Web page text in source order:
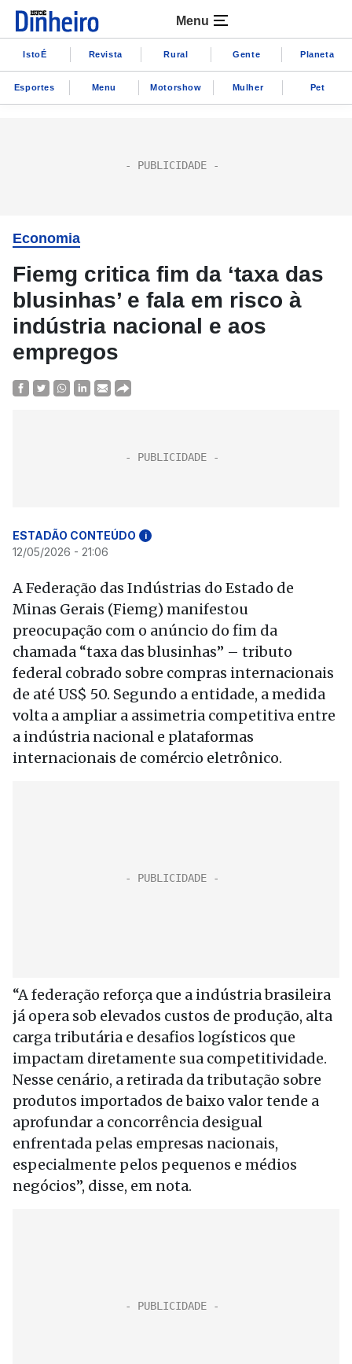
Menu
IstoÉ Revista Rural Gente Planeta
Esportes Menu Motorshow Mulher Pet
Economia
Fiemg critica fim da ‘taxa das
blusinhas’ e fala em risco à
indústria nacional e aos
empregos
ESTADÃO CONTEÚDO i
12/05/2026 - 21:06
A Federação das Indústrias do Estado de
Minas Gerais (Fiemg) manifestou
preocupação com o anúncio do fim da
chamada “taxa das blusinhas” – tributo
federal cobrado sobre compras internacionais
de até US$ 50. Segundo a entidade, a medida
volta a ampliar a assimetria competitiva entre
a indústria nacional e plataformas
internacionais de comércio eletrônico.
“A federação reforça que a indústria brasileira
já opera sob elevados custos de produção, alta
carga tributária e desafios logísticos que
impactam diretamente sua competitividade.
Nesse cenário, a retirada da tributação sobre
produtos importados de baixo valor tende a
aprofundar a concorrência desigual
enfrentada pelas empresas nacionais,
especialmente pelos pequenos e médios
negócios”, disse, em nota.